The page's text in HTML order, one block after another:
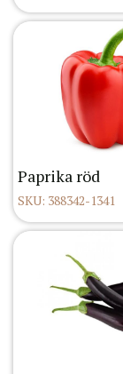
Paprika röd
SKU: 388342-1341